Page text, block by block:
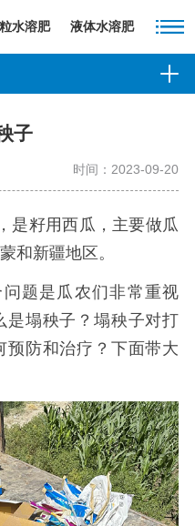
水溶肥 液体水溶肥
子
时间：2023-09-20
是籽用西瓜，主要做瓜
和新疆地区。
题是瓜农们非常重视
是塌秧子？塌秧子对打
预防和治疗？下面带大